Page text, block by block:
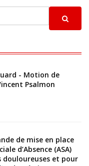
- Motion de
Psalmon
de mise en place
d’Absence (ASA)
et pour